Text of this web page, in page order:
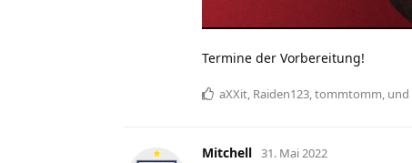
Termine der Vorbereitung!
aXXit, Raiden123,tommtomm, und
Mitchell 31. Mai 2022